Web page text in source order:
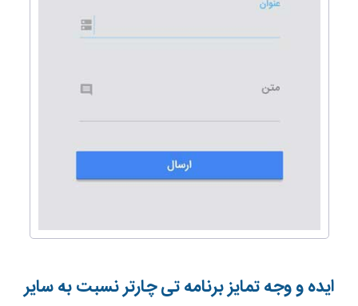
ایده و وجه تمایز برنامه تی چارتر نسبت به سایر